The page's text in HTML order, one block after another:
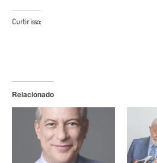
Curtir isso:
Relacionado